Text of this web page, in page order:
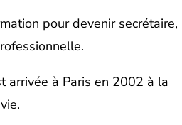
pour devenir secrétaire,
arrivée à Paris en 2002 à la